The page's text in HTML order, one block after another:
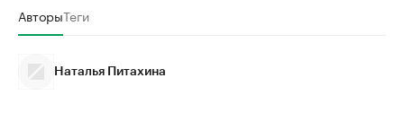
АвторыТеги
Наталья Питахина